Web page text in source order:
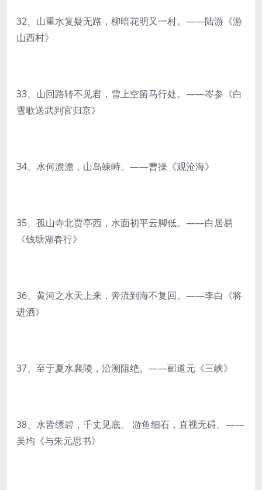
32、山重水复疑无路，柳暗花明又一村。——陆游《游
山西村》
33、山回路转不见君，雪上空留马行处。——岑参《白
雪歌送武判官归京》
34、水何澹澹，山岛竦峙。——曹操《观沧海》
35、孤山寺北贾亭西，水面初平云脚低。——白居易
《钱塘湖春行》
36、黄河之水天上来，奔流到海不复回。——李白《将
进酒》
37、至于夏水襄陵，沿溯阻绝。——郦道元《三峡》
38、水皆缥碧，千丈见底。 游鱼细石，直视无碍。——
吴均《与朱元思书》